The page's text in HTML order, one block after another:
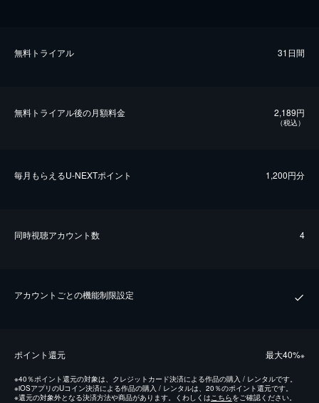
無料トライアル 31日間
無料トライアル後の⽉額料金 2,189円
（税込）
毎⽉もらえるU-NEXTポイント 1,200円分
同時視聴アカウント数 4
アカウントごとの機能制限設定
ポイント還元 最⼤40%※
※40％ポイント還元の対象は、クレジットカード決済による作品の購入 / レンタルです。
※iOSアプリのUコイン決済による作品の購入 / レンタルは、20％のポイント還元です。
※還元の対象外となる決済方法や商品があります。くわしくは こちらをご確認ください。